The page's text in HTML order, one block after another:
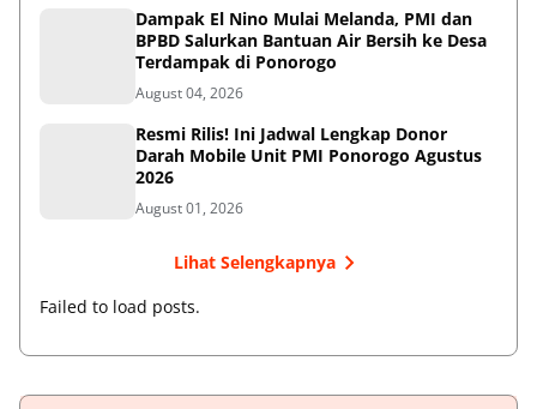
Dampak El Nino Mulai Melanda, PMI dan
BPBD Salurkan Bantuan Air Bersih ke Desa
Terdampak di Ponorogo
August 04, 2026
Resmi Rilis! Ini Jadwal Lengkap Donor
Darah Mobile Unit PMI Ponorogo Agustus
2026
August 01, 2026
Lihat Selengkapnya
Failed to load posts.